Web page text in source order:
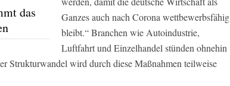
das
Ganzes auch nach Corona wettbewerbsfähig
bleibt.“ Branchen wie Autoindustrie,
Luftfahrt und Einzelhandel stünden ohnehin
Strukturwandel wird durch diese Maßnahmen teilweise